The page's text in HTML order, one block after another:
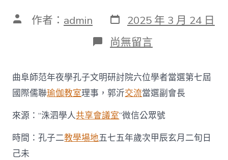
文 作者： admin 發
表
日
期
2025 年 3 月 24 日
在
〈曲
師
范
年
學
孔
子
文
尚無留言
曲阜師范年夜學孔子文明研討院六位學者當選第七屆
國際儒聯瑜伽教室理事，郭沂交流當選副會長
來源：“洙泗學人共享會議室”微信公眾號
時間：孔子二教學場地五七五年歲次甲辰玄月二旬日
己未